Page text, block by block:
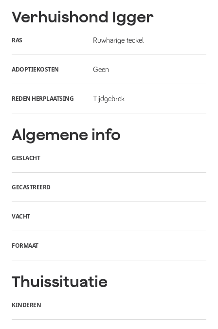
Verhuishond Igger
RAS Ruwharige teckel
ADOPTIEKOSTEN Geen
REDEN HERPLAATSING Tijdgebrek
Algemene info
GESLACHT
GECASTREERD
VACHT
FORMAAT
Thuissituatie
KINDEREN